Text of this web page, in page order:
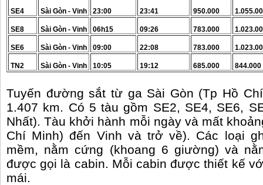
SE4 Sài Gòn - Vinh 23:00 23:41 950.000
SE8 Sài Gòn - Vinh 06h15 09:26 783.000
SE6 Sài Gòn - Vinh 09:00 22:08 783.000
TN2 Sài Gòn - Vinh 10:05 19:12 685.000 844.000
Tuyến đường sắt từ ga Sài Gòn (Tp Hồ
1.407 km. Có 5 tàu gồm SE2, SE4, SE6,
Nhất). Tàu khởi hành mỗi ngày và mất
Chí Minh) đến Vinh và trở về). Các loại
mềm, nằm cứng (khoang 6 giường) và
được gọi là cabin. Mỗi cabin được thiết kế
mái.